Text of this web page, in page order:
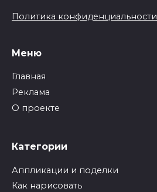
Политика конфиденциальности
Меню
Главная
Реклама
О проекте
Категории
Аппликации и поделки
Как нарисовать